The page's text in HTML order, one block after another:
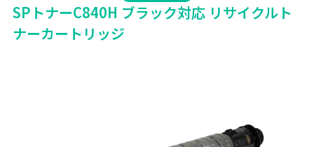
SPトナーC840H ブラック対応 リサイクルト
ナーカートリッジ